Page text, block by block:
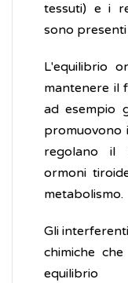
tessuti) e i
sono presenti
L'equilibrio
mantenere il
ad esempio
promuovono
regolano il
ormoni
metabolismo.
Gli
chimiche
equilibrio